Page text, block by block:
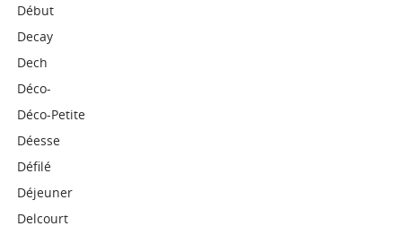
Début
Decay
Dech
Déco-
Déco-Petite
Déesse
Défilé
Déjeuner
Delcourt